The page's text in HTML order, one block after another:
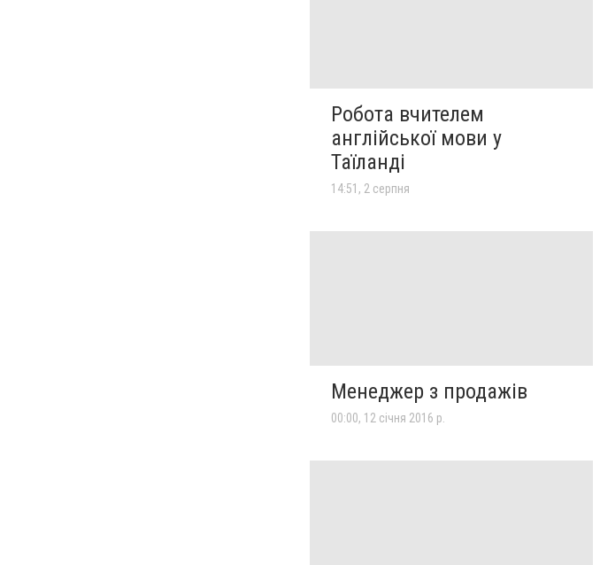
Робота вчителем
англійської мови у
Таїланді
14:51, 2 серпня
Менеджер з продажів
00:00, 12 січня 2016 р.